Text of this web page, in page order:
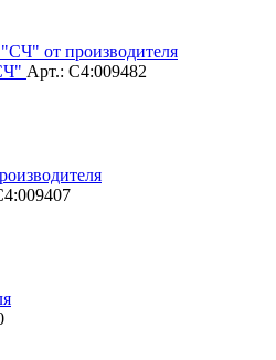
Арт.: С4:009482